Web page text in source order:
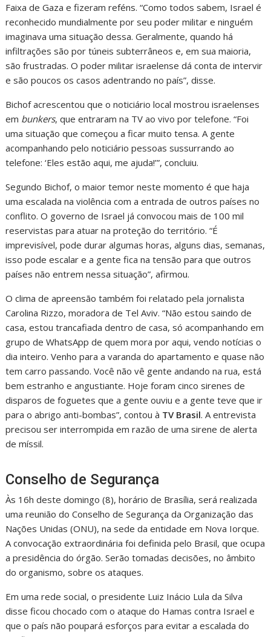
Faixa de Gaza e fizeram reféns. “Como todos sabem, Israel é
reconhecido mundialmente por seu poder militar e ninguém
imaginava uma situação dessa. Geralmente, quando há
infiltrações são por túneis subterrâneos e, em sua maioria,
são frustradas. O poder militar israelense dá conta de intervir
e são poucos os casos adentrando no país”, disse.
Bichof acrescentou que o noticiário local mostrou israelenses
em bunkers, que entraram na TV ao vivo por telefone. “Foi
uma situação que começou a ficar muito tensa. A gente
acompanhando pelo noticiário pessoas sussurrando ao
telefone: ‘Eles estão aqui, me ajuda!’”, concluiu.
Segundo Bichof, o maior temor neste momento é que haja
uma escalada na violência com a entrada de outros países no
conflito. O governo de Israel já convocou mais de 100 mil
reservistas para atuar na proteção do território. “É
imprevisível, pode durar algumas horas, alguns dias, semanas,
isso pode escalar e a gente fica na tensão para que outros
países não entrem nessa situação”, afirmou.
O clima de apreensão também foi relatado pela jornalista
Carolina Rizzo, moradora de Tel Aviv. “Não estou saindo de
casa, estou trancafiada dentro de casa, só acompanhando em
grupo de WhatsApp de quem mora por aqui, vendo notícias o
dia inteiro. Venho para a varanda do apartamento e quase não
tem carro passando. Você não vê gente andando na rua, está
bem estranho e angustiante. Hoje foram cinco sirenes de
disparos de foguetes que a gente ouviu e a gente teve que ir
para o abrigo anti-bombas”, contou à TV Brasil. A entrevista
precisou ser interrompida em razão de uma sirene de alerta
de míssil.
Conselho de Segurança
Às 16h deste domingo (8), horário de Brasília, será realizada
uma reunião do Conselho de Segurança da Organização das
Nações Unidas (ONU), na sede da entidade em Nova Iorque.
A convocação extraordinária foi definida pelo Brasil, que ocupa
a presidência do órgão. Serão tomadas decisões, no âmbito
do organismo, sobre os ataques.
Em uma rede social, o presidente Luiz Inácio Lula da Silva
disse ficou chocado com o ataque do Hamas contra Israel e
que o país não poupará esforços para evitar a escalada do